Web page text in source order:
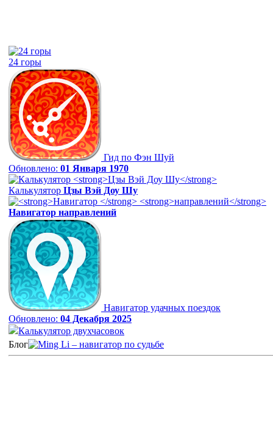
24 горы
Гид по Фэн Шуй
Обновлено: 01 Января 1970
Калькулятор Цзы Вэй Доу Шу
Навигатор направлений
Навигатор удачных поездок
Обновлено: 04 Декабря 2025
Калькулятор двухчасовок
Блог